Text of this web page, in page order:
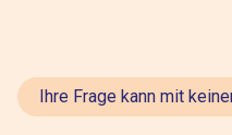
Ihre Frage kann mit